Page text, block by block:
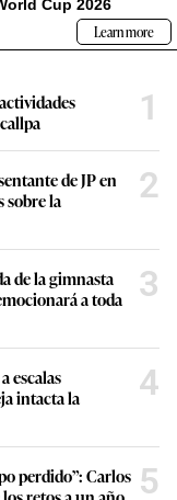
1
de JP en
sobre la
2
de la gimnasta
a toda
3
escalas
intacta la
4
perdido”: Carlos 5